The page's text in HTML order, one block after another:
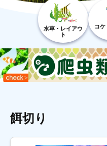
水草・レイアウ
ト
コケ
餌切り